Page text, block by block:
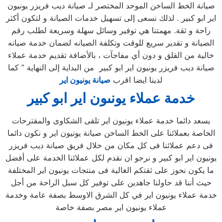
صيانة الخط الساخن الموحد المختصر لـ صيانة ديب فريزر يونيون
اير ابو كبير . لذلك نسعى إلى تسهيل خدمات الصيانة و لتكون أكثر
راحة و ثقة. مهمتنا هي توفير وسائل سهلة وسريعة لطلب رقم
الصيانة و تقدير سريع للوقت وتكلفة الصيانه لضمان خدمة صيانه
خالية من القلق و دون أي مفاجآت ، بالأضافة تقديم خدمة عملاء
صيانة ديب فريزر يونيون اير ابو كبير من البداية إلى النهاية ” كما
لدينا ايضا اقرب صيانة يونيون اير
خدمة عملاء يونىون اير ابو كبير
يسعد دائما خدمة عملاء يونيون اير تلقى الشكاوى والمقترحات
الخاصة بعملائنا على الخط الساخن صيانة يونيون اير و نكون دائما
فى دعم عملائنا فى كل مكان من خلال فريق صيانة ديب فريزر
يونيون اير ابو كبير و نرجو ان نقدم لكل عملائنا الخدمة على أفضل
ما يكون نحوز على ثقتكم الغالية فى منتجات يونيون اير المختلفة
حيث أننا قد حاولنا جاهدين على توفير كل سبل الراحة من أجل
خدمة عملاء يونيون اير في كل الشرق الاوسط بصفة عامة وخدمة
عملاء يونيون اير مصر بصفة خاصة